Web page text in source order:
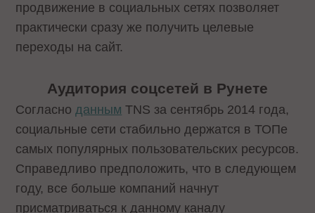
продвижение в социальных сетях позволяет
практически сразу же получить целевые
переходы на сайт.
Аудитория соцсетей в Рунете
Согласноданным TNS за сентябрь 2014 года,
социальные сети стабильно держатся в ТОПе
самых популярных пользовательских ресурсов.
Справедливо предположить, что в следующем
году, все больше компаний начнут
присматриваться к данному каналу